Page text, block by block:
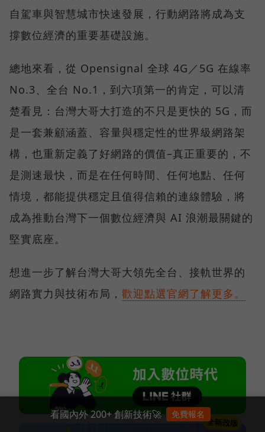
自駕車與智慧城市快速發展，行動網路將成為支
撐數位經濟的重要基礎設施。
總地來看，從 Opensignal 全球 4G／5G 在線率
No.3、全台 No.1，到六項第一的肯定，可以清
楚看見：台灣大哥大打造的不只是更快的 5G，而
是一套兼顧涵蓋、容量與穩定性的世界級網路架
構，也重新定義了好網路的價值–真正重要的，不
是測速最快，而是在任何時間、任何地點、任何
情境，都能提供穩定且值得信賴的連線體驗，將
成為推動台灣下一個數位經濟與 AI 浪潮最關鍵的
堅實底座。
想進一步了解台灣大哥大領先全台、接軌世界的
網路實力與技術布局， 歡迎點選官網了解更多。
看國內外 200+ 創新技術🚀 免費報名